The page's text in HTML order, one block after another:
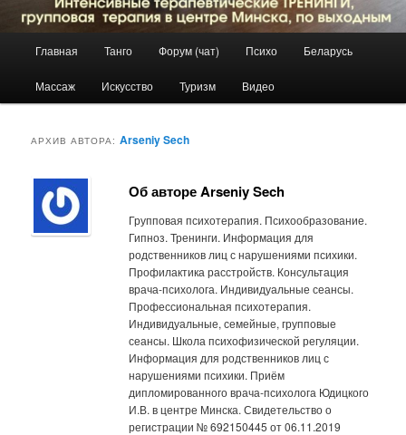
Перейти
к
Перейти
к
Главная Танго Форум (чат) Психо Беларусь
Массаж Искусство Туризм Видео
АРХИВ АВТОРА:Arseniy Sech
Об авторе Arseniy Sech
Групповая психотерапия. Психообразование.
Гипноз. Тренинги. Информация для
родственников лиц с нарушениями психики.
Профилактика расстройств. Консультация
врача-психолога. Индивидуальные сеансы.
Профессиональная психотерапия.
Индивидуальные, семейные, групповые
сеансы. Школа психофизической регуляции.
Информация для родственников лиц с
нарушениями психики. Приём
дипломированного врача-психолога Юдицкого
И.В. в центре Минска. Свидетельство о
регистрации № 692150445 от 06.11.2019